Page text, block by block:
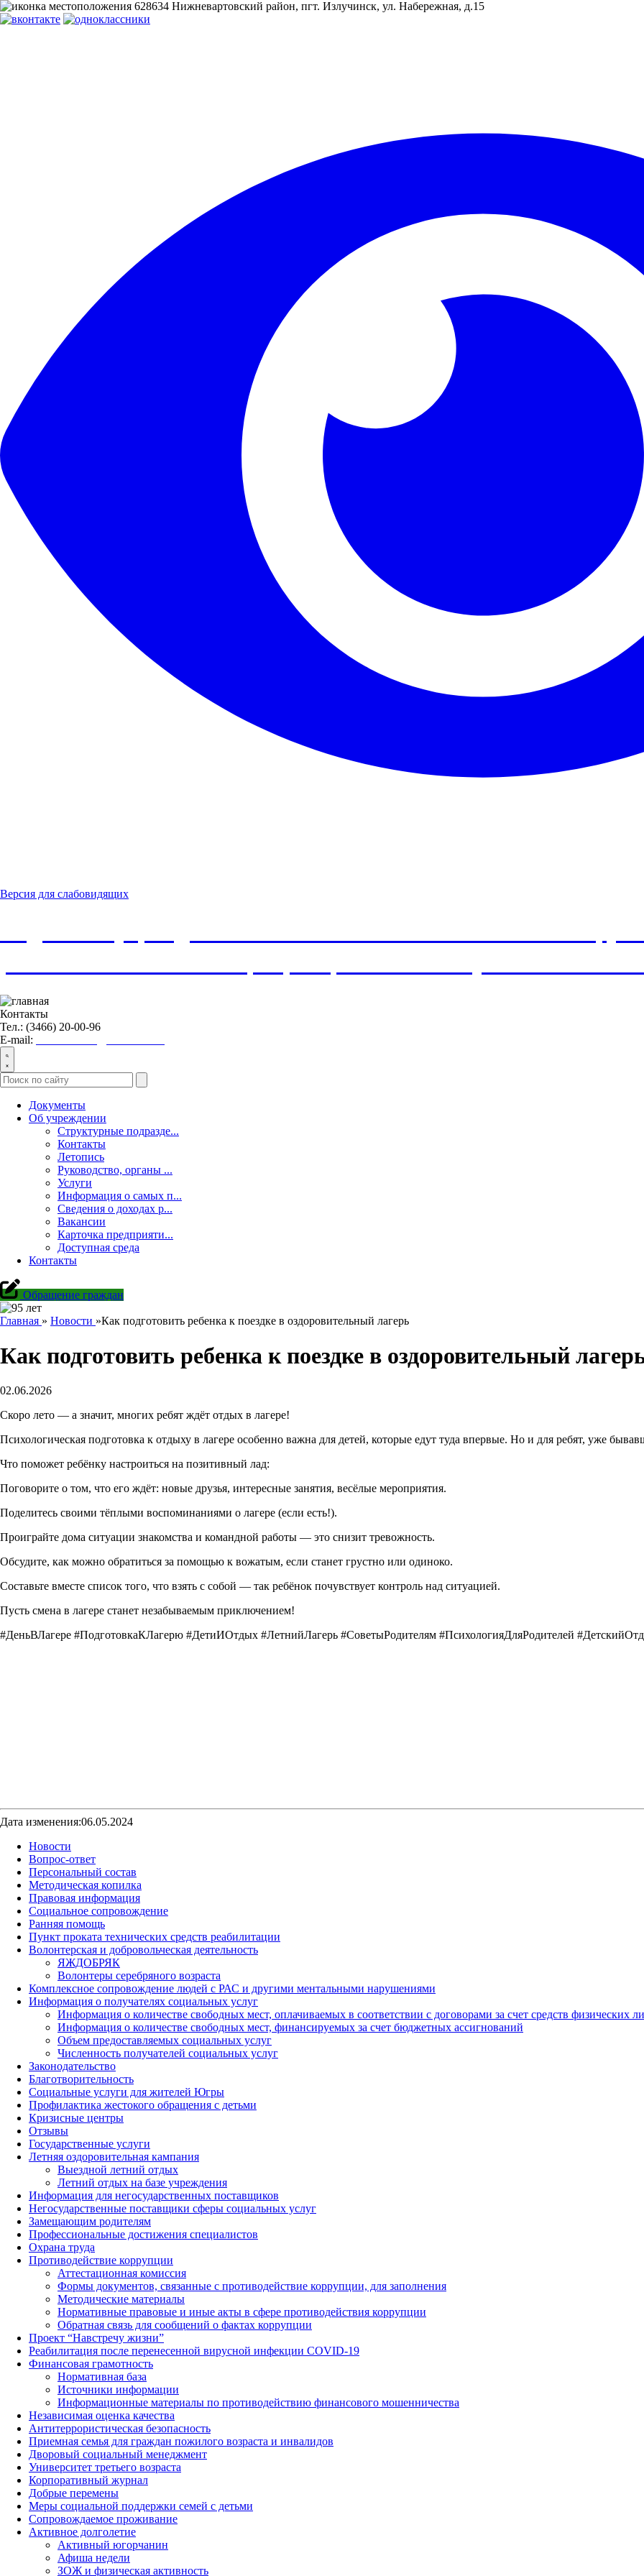
628634 Нижневартовский район, пгт. Излучинск, ул. Набережная, д.15
Версия для слабовидящих
Контакты
Тел.: (3466) 20-00-96
E-mail:
Документы
Об учреждении
Структурные подразде...
Контакты
Летопись
Руководство, органы ...
Услуги
Информация о самых п...
Сведения о доходах р...
Вакансии
Карточка предприяти...
Доступная среда
Контакты
Обращение граждан
Главная » Новости »Как подготовить ребенка к поездке в оздоровительный лагерь
Как подготовить ребенка к поездке в оздоровительный
02.06.2026
Скоро лето — а значит, многих ребят ждёт отдых в лагере!
Психологическая подготовка к отдыху в лагере особенно важна для детей, которые едут туда впервые. Но и для ребят, уже
Что поможет ребёнку настроиться на позитивный лад:
Поговорите о том, что его ждёт: новые друзья, интересные занятия, весёлые мероприятия.
Поделитесь своими тёплыми воспоминаниями о лагере (если есть!).
Проиграйте дома ситуации знакомства и командной работы — это снизит тревожность.
Обсудите, как можно обратиться за помощью к вожатым, если станет грустно или одиноко.
Составьте вместе список того, что взять с собой — так ребёнок почувствует контроль над ситуацией.
Пусть смена в лагере станет незабываемым приключением!
#ДеньВЛагере #ПодготовкаКЛагерю #ДетиИОтдых #ЛетнийЛагерь #СоветыРодителям #ПсихологияДляРодителей
Дата изменения:06.05.2024
Новости
Вопрос-ответ
Персональный состав
Методическая копилка
Правовая информация
Социальное сопровождение
Ранняя помощь
Пункт проката технических средств реабилитации
Волонтерская и добровольческая деятельность
ЯЖДОБРЯК
Волонтеры серебряного возраста
Комплексное сопровождение людей с РАС и другими ментальными нарушениями
Информация о получателях социальных услуг
Информация о количестве свободных мест, оплачиваемых в соответствии с договорами за счет средств физических
Информация о количестве свободных мест, финансируемых за счет бюджетных ассигнований
Объем предоставляемых социальных услуг
Численность получателей социальных услуг
Законодательство
Благотворительность
Социальные услуги для жителей Югры
Профилактика жестокого обращения с детьми
Кризисные центры
Отзывы
Государственные услуги
Летняя оздоровительная кампания
Выездной летний отдых
Летний отдых на базе учреждения
Информация для негосударственных поставщиков
Негосударственные поставщики сферы социальных услуг
Замещающим родителям
Профессиональные достижения специалистов
Охрана труда
Противодействие коррупции
Аттестационная комиссия
Формы документов, связанные с противодействие коррупции, для заполнения
Методические материалы
Нормативные правовые и иные акты в сфере противодействия коррупции
Обратная связь для сообщений о фактах коррупции
Проект “Навстречу жизни”
Реабилитация после перенесенной вирусной инфекции COVID-19
Финансовая грамотность
Нормативная база
Источники информации
Информационные материалы по противодействию финансового мошенничества
Независимая оценка качества
Антитеррористическая безопасность
Приемная семья для граждан пожилого возраста и инвалидов
Дворовый социальный менеджмент
Университет третьего возраста
Корпоративный журнал
Добрые перемены
Меры социальной поддержки семей с детьми
Сопровождаемое проживание
Активное долголетие
Активный югорчанин
Афиша недели
ЗОЖ и физическая активность